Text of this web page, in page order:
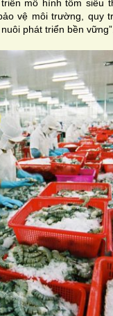
mô hình tôm siêu
vệ môi trường, quy
phát triển bền